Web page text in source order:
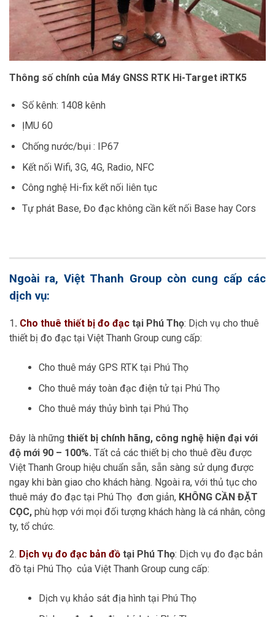
Thông số chính của Máy GNSS RTK Hi-Target iRTK5
Số kênh: 1408 kênh
ỊMU 60
Chống nước/bụi : IP67
Kết nối Wifi, 3G, 4G, Radio, NFC
Công nghệ Hi-fix kết nối liên tục
Tự phát Base, Đo đạc không cần kết nối Base hay Cors
Ngoài ra, Việt Thanh Group còn cung cấp các
dịch vụ:
1. Cho thuê thiết bị đo đạc tại Phú Thọ: Dịch vụ cho thuê
thiết bị đo đạc tại Việt Thanh Group cung cấp:
Cho thuê máy GPS RTK tại Phú Thọ
Cho thuê máy toàn đạc điện tử tại Phú Thọ
Cho thuê máy thủy bình tại Phú Thọ
Đây là những thiết bị chính hãng, công nghệ hiện đại với
độ mới 90 – 100%. Tất cả các thiết bị cho thuê đều được
Việt Thanh Group hiệu chuẩn sẵn, sẵn sàng sử dụng được
ngay khi bàn giao cho khách hàng. Ngoài ra, với thủ tục cho
thuê máy đo đạc tại Phú Thọ đơn giản, KHÔNG CẦN ĐẶT
CỌC, phù hợp với mọi đối tượng khách hàng là cá nhân, công
ty, tổ chức.
2. Dịch vụ đo đạc bản đồ tại Phú Thọ: Dịch vụ đo đạc bản
đồ tại Phú Thọ của Việt Thanh Group cung cấp:
Dịch vụ khảo sát địa hình tại Phú Thọ